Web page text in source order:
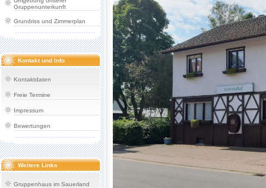
Gruppenunterkunft
Grundriss und Zimmerplan
Kontakt und Info
Kontaktdaten
Freie Termine
Impressum
Bewertungen
Weitere Links
Gruppenhaus im Sauerland